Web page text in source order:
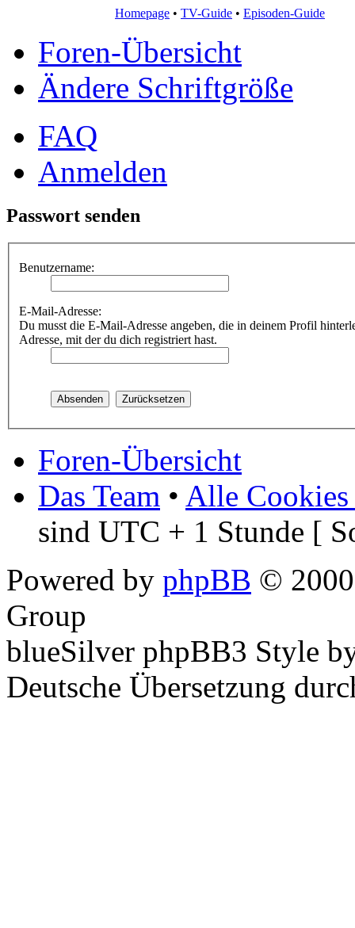
Homepage • TV-Guide • Episoden-Guide
Foren-Übersicht
Ändere Schriftgröße
FAQ
Anmelden
Passwort senden
Benutzername:
E-Mail-Adresse:
Du musst die E-Mail-Adresse angeben, die in deinem Profil
Adresse, mit der du dich registriert hast.
Foren-Übersicht
Das Team • Alle Cookies
sind UTC + 1 Stunde [
Powered by phpBB ©
Group
blueSilver phpBB3 Style
Deutsche Übersetzung